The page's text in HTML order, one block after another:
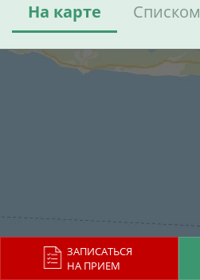
ЗАПИСАТЬСЯ
НА ПРИЕМ
На карте Списком